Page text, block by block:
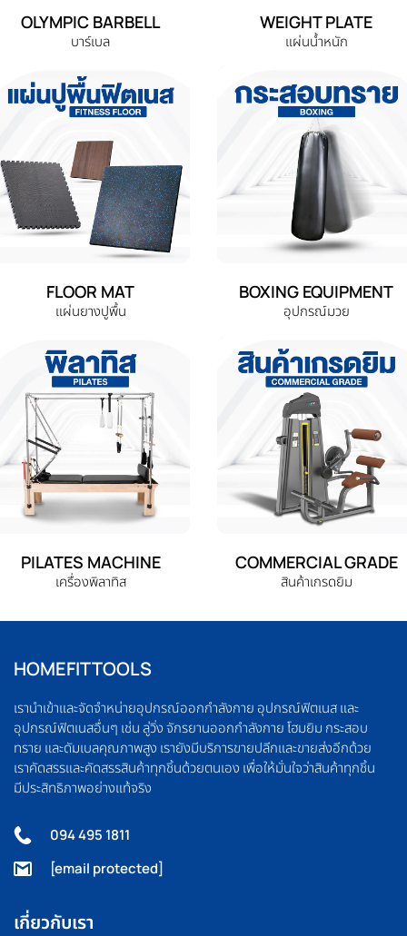
OLYMPIC BARBELL
บาร์เบล
WEIGHT PLATE
แผ่นน้ำหนัก
FLOOR MAT
แผ่นยางปูพื้น
BOXING EQUIPMENT
อุปกรณ์มวย
PILATES MACHINE
เครื่องพิลาทิส
COMMERCIAL GRADE
สินค้าเกรดยิม
HOMEFITTOOLS
เรานำเข้าและจัดจำหน่ายอุปกรณ์ออกกำลังกาย อุปกรณ์ฟิตเนส และ
อุปกรณ์ฟิตเนสอื่นๆ เช่น ลู่วิ่ง จักรยานออกกำลังกาย โฮมยิม กระสอบ
ทราย และดัมเบลคุณภาพสูง เรายังมีบริการขายปลีกและขายส่งอีกด้วย
เราคัดสรรและคัดสรรสินค้าทุกชิ้นด้วยตนเอง เพื่อให้มั่นใจว่าสินค้าทุกชิ้น
มีประสิทธิภาพอย่างแท้จริง
094 495 1811
[email protected]
เกี่ยวกับเรา